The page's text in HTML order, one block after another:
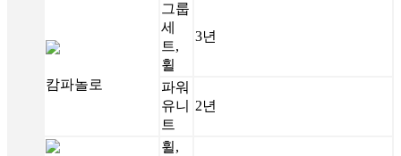
캄파놀로
그룹
세
트,
휠
3년
파워
유니
트
2년
휠,